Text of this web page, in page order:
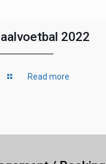
2022
Read more